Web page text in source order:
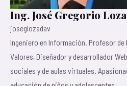
Ing. José Gregorio
joseglozadav
Ingeniero en Información. Profesor
Valores, Diseñador y desarrollador
sociales y de aulas virtuales.